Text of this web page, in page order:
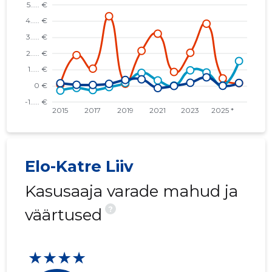
Elo-Katre Liiv
Kasusaaja varade mahud ja
väärtused
?
★★★★